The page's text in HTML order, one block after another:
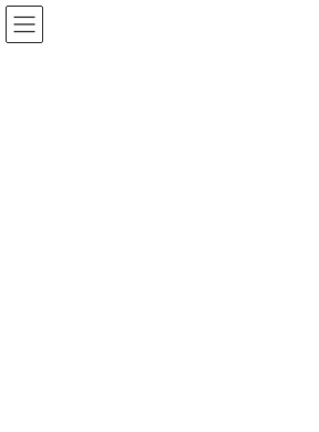
コ
ン
ナ
ビ
教材共有サイト2.0−高大連